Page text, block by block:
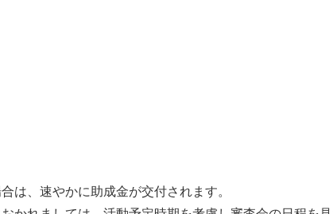
は、速やかに助成金が交付されます。